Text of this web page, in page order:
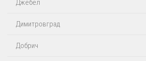
Джебел
Димитровград
Добрич